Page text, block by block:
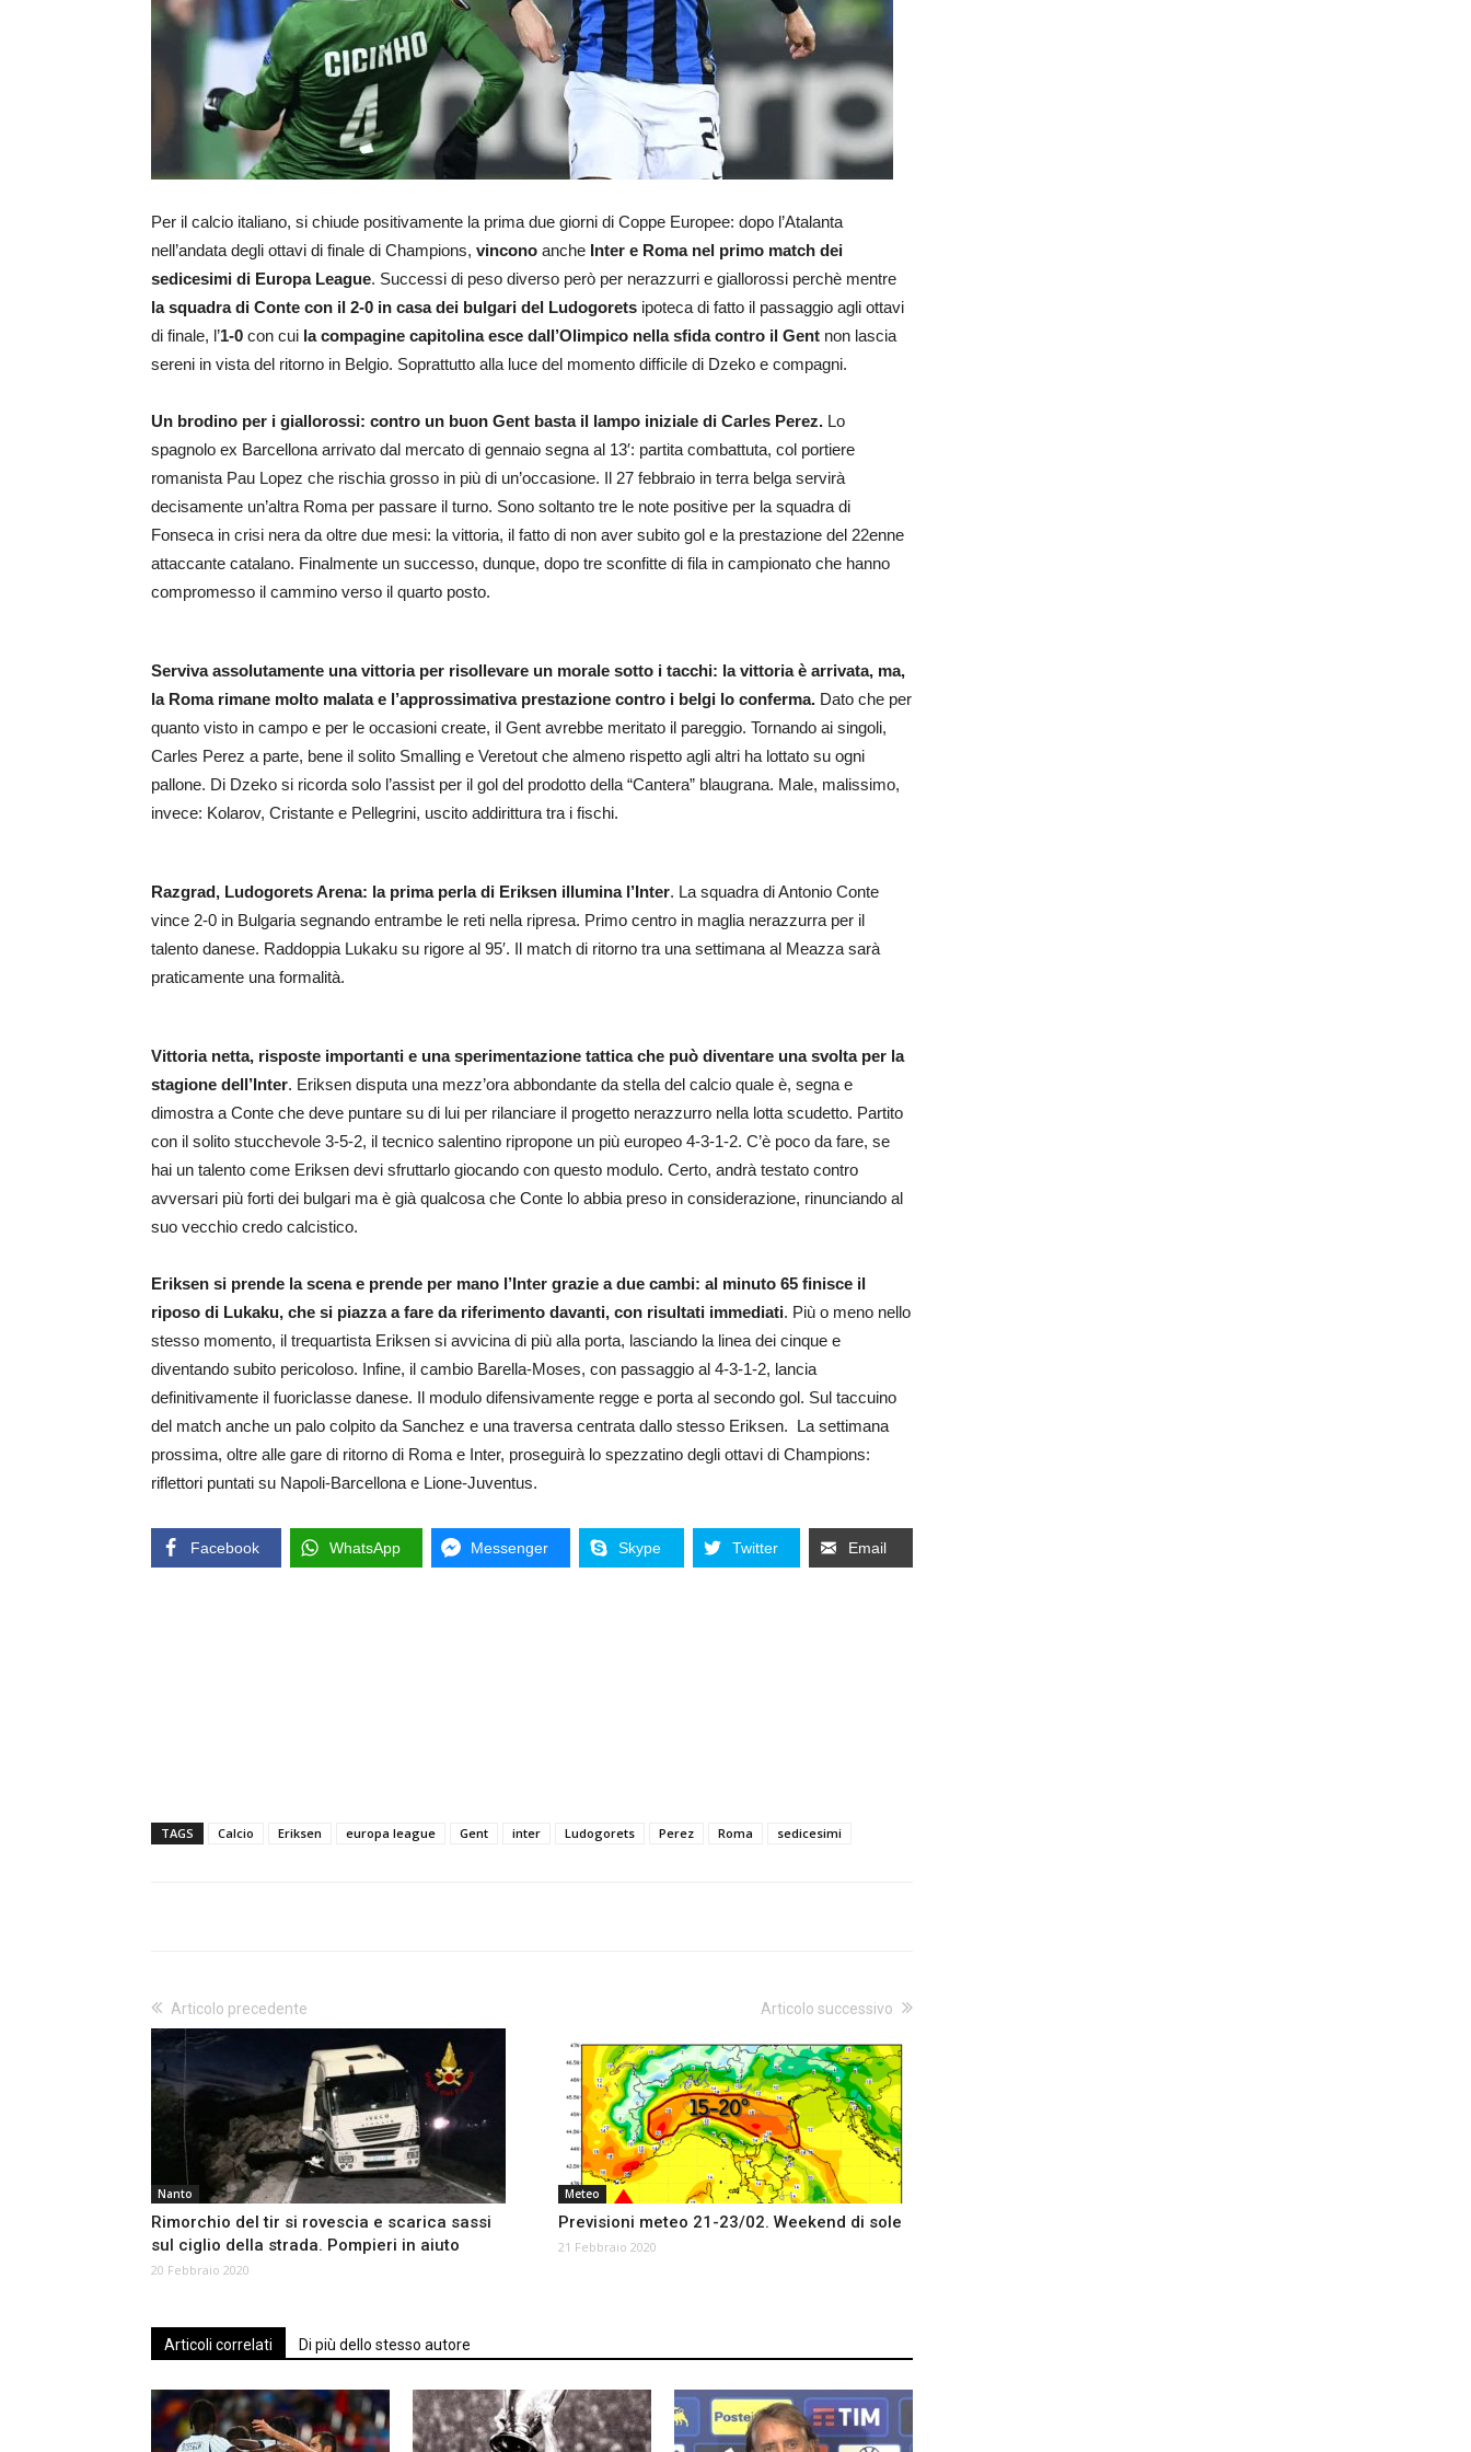
Per il calcio italiano, si chiude positivamente la prima due giorni di Coppe Europee: dopo l’Atalanta
nell’andata degli ottavi di finale di Champions, vincono anche Inter e Roma nel primo match dei
sedicesimi di Europa League. Successi di peso diverso però per nerazzurri e giallorossi perchè mentre
la squadra di Conte con il 2-0 in casa dei bulgari del Ludogorets ipoteca di fatto il passaggio agli ottavi
di finale, l’1-0 con cui la compagine capitolina esce dall’Olimpico nella sfida contro il Gent non lascia
sereni in vista del ritorno in Belgio. Soprattutto alla luce del momento difficile di Dzeko e compagni.
Un brodino per i giallorossi: contro un buon Gent basta il lampo iniziale di Carles Perez. Lo
spagnolo ex Barcellona arrivato dal mercato di gennaio segna al 13′: partita combattuta, col portiere
romanista Pau Lopez che rischia grosso in più di un’occasione. Il 27 febbraio in terra belga servirà
decisamente un’altra Roma per passare il turno. Sono soltanto tre le note positive per la squadra di
Fonseca in crisi nera da oltre due mesi: la vittoria, il fatto di non aver subito gol e la prestazione del 22enne
attaccante catalano. Finalmente un successo, dunque, dopo tre sconfitte di fila in campionato che hanno
compromesso il cammino verso il quarto posto.
Serviva assolutamente una vittoria per risollevare un morale sotto i tacchi: la vittoria è arrivata, ma,
la Roma rimane molto malata e l’approssimativa prestazione contro i belgi lo conferma. Dato che per
quanto visto in campo e per le occasioni create, il Gent avrebbe meritato il pareggio. Tornando ai singoli,
Carles Perez a parte, bene il solito Smalling e Veretout che almeno rispetto agli altri ha lottato su ogni
pallone. Di Dzeko si ricorda solo l’assist per il gol del prodotto della “Cantera” blaugrana. Male, malissimo,
invece: Kolarov, Cristante e Pellegrini, uscito addirittura tra i fischi.
Razgrad, Ludogorets Arena: la prima perla di Eriksen illumina l’Inter. La squadra di Antonio Conte
vince 2-0 in Bulgaria segnando entrambe le reti nella ripresa. Primo centro in maglia nerazzurra per il
talento danese. Raddoppia Lukaku su rigore al 95′. Il match di ritorno tra una settimana al Meazza sarà
praticamente una formalità.
Vittoria netta, risposte importanti e una sperimentazione tattica che può diventare una svolta per la
stagione dell’Inter. Eriksen disputa una mezz’ora abbondante da stella del calcio quale è, segna e
dimostra a Conte che deve puntare su di lui per rilanciare il progetto nerazzurro nella lotta scudetto. Partito
con il solito stucchevole 3-5-2, il tecnico salentino ripropone un più europeo 4-3-1-2. C’è poco da fare, se
hai un talento come Eriksen devi sfruttarlo giocando con questo modulo. Certo, andrà testato contro
avversari più forti dei bulgari ma è già qualcosa che Conte lo abbia preso in considerazione, rinunciando al
suo vecchio credo calcistico.
Eriksen si prende la scena e prende per mano l’Inter grazie a due cambi: al minuto 65 finisce il
riposo di Lukaku, che si piazza a fare da riferimento davanti, con risultati immediati. Più o meno nello
stesso momento, il trequartista Eriksen si avvicina di più alla porta, lasciando la linea dei cinque e
diventando subito pericoloso. Infine, il cambio Barella-Moses, con passaggio al 4-3-1-2, lancia
definitivamente il fuoriclasse danese. Il modulo difensivamente regge e porta al secondo gol. Sul taccuino
del match anche un palo colpito da Sanchez e una traversa centrata dallo stesso Eriksen. La settimana
prossima, oltre alle gare di ritorno di Roma e Inter, proseguirà lo spezzatino degli ottavi di Champions:
riflettori puntati su Napoli-Barcellona e Lione-Juventus.
Facebook WhatsApp Messenger Skype Twitter Email
TAGS Calcio Eriksen europa league Gent inter Ludogorets Perez Roma sedicesimi
Articolo precedente
Nanto
Rimorchio del tir si rovescia e scarica sassi
sul ciglio della strada. Pompieri in aiuto
20 Febbraio 2020
Articolo successivo
Meteo
Previsioni meteo 21-23/02. Weekend di sole
21 Febbraio 2020
Articoli correlati Di più dello stesso autore